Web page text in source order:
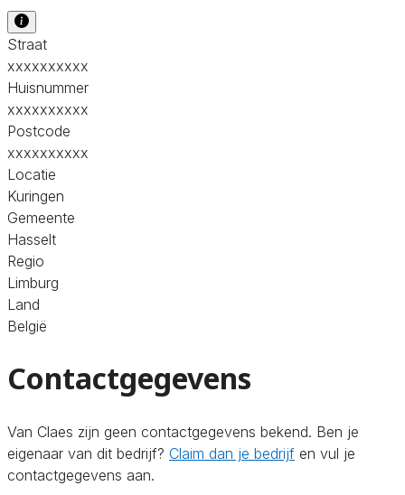
Straat
xxxxxxxxxx
Huisnummer
xxxxxxxxxx
Postcode
xxxxxxxxxx
Locatie
Kuringen
Gemeente
Hasselt
Regio
Limburg
Land
België
Contactgegevens
Van Claes zijn geen contactgegevens bekend. Ben je
eigenaar van dit bedrijf? Claim dan je bedrijf en vul je
contactgegevens aan.